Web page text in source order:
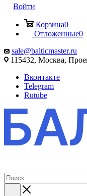
Войти
Корзина0
Отложенные0
sale@balticmaster.ru
115432, Москва,
Вконтакте
Telegram
Rutube